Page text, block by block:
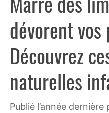
dévorent
Découvrez
naturelles
publié l’année dernière